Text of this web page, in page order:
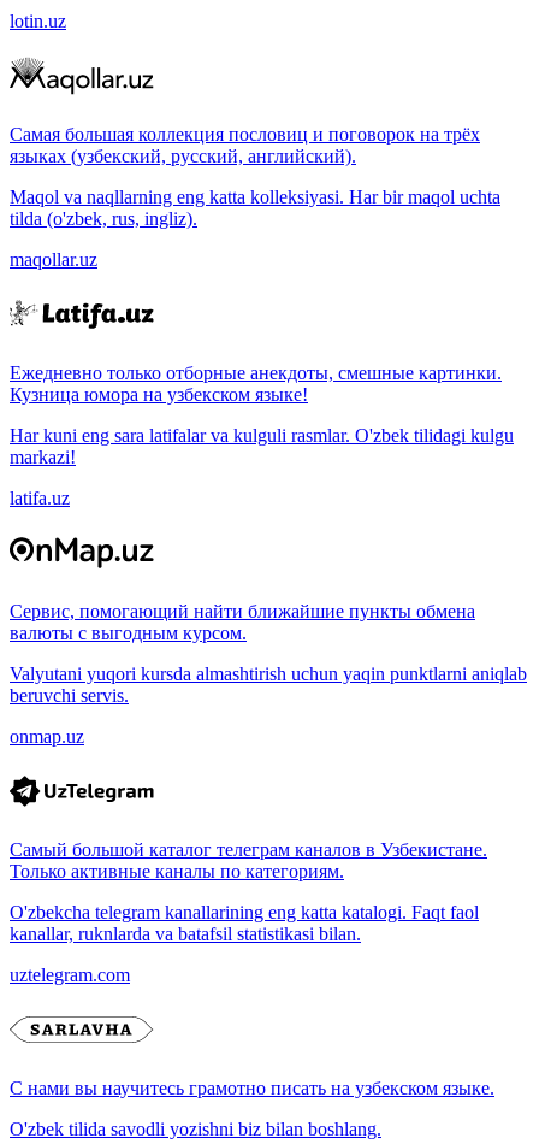
lotin.uz
Самая большая коллекция пословиц и поговорок на трёх
языках (узбекский, русский, английский).
Maqol va naqllarning eng katta kolleksiyasi. Har bir maqol uchta
tilda (o'zbek, rus, ingliz).
maqollar.uz
Ежедневно только отборные анекдоты, смешные картинки.
Кузница юмора на узбекском языке!
Har kuni eng sara latifalar va kulguli rasmlar. O'zbek tilidagi kulgu
markazi!
latifa.uz
Сервис, помогающий найти ближайшие пункты обмена
валюты с выгодным курсом.
Valyutani yuqori kursda almashtirish uchun yaqin punktlarni aniqlab
beruvchi servis.
onmap.uz
Самый большой каталог телеграм каналов в Узбекистане.
Только активные каналы по категориям.
O'zbekcha telegram kanallarining eng katta katalogi. Faqt faol
kanallar, ruknlarda va batafsil statistikasi bilan.
uztelegram.com
С нами вы научитесь грамотно писать на узбекском языке.
O'zbek tilida savodli yozishni biz bilan boshlang.